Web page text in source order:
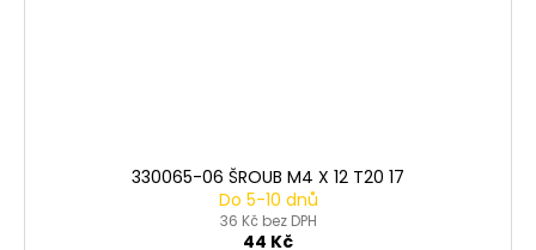
330065-06 ŠROUB M4 X 12 T20 17
Do 5-10 dnů
36 Kč bez DPH
44 Kč